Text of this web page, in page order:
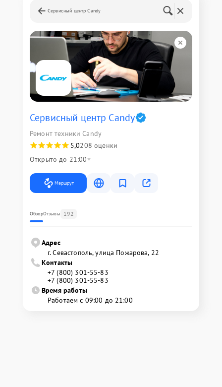
Сервисный центр Candy
Сервисный центр Candy
Ремонт техники Candy
5,0208 оценки
Открыто до 21:00
Маршрут
ОбзорОтзывы 192
Адрес
г. Севастополь, улица Пожарова, 22
Контакты
+7 (800) 301-55-83
+7 (800) 301-55-83
Время работы
Работаем с 09:00 до 21:00